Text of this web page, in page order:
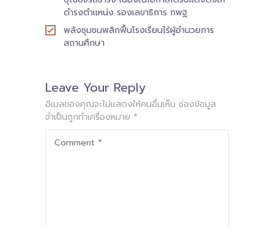
ดำรงตำแหน่ง รองเลขาธิการ กพฐ.
พลังชุมชนพลิกฟื้นโรงเรียนไร้ผู้อำนวยการ
สถานศึกษา
Leave Your Reply
อีเมลของคุณจะไม่แสดงให้คนอื่นเห็น ช่องข้อมูล
จำเป็นถูกทำเครื่องหมาย *
Comment *